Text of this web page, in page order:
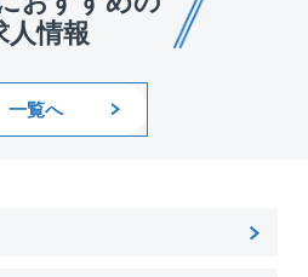
人情報
一覧へ